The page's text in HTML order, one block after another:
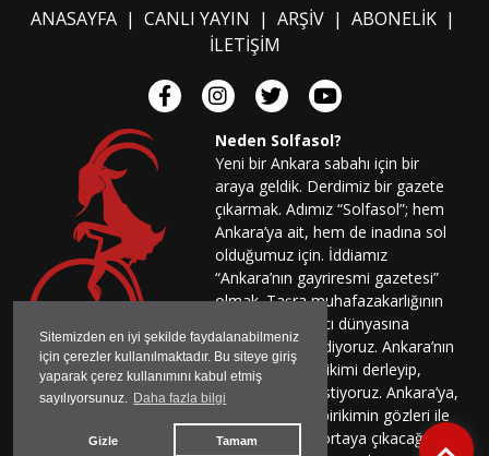
çıkarmak. Adımız “Solfasol”; hem
Ankara’ya ait, hem de inadına sol
“Ankara’nın gayriresmi gazetesi”
olmak. Taşra muhafazakarlığının
korkak ve baskıcı dünyasına
sıkışmayı reddediyoruz. Ankara’nın
sahip olduğu birikimi derleyip,
çoğaltıp şehre yansıtacak bir ayna olmak istiyoruz. Ankara’ya,
Ankara’nın sorunlarına ve olanaklarına bu birikimin gözleri ile
bakacağız. Bu birikime dokunduğumuzda ortaya çıkacağını
düşündüğümüz enerji bizi heyecanlandırıyor. Bu heyecanla,
Ankara’nın ta kendinden Ankara’yı değiştirecek, dönüştürecek
bir hareket yaratmak istiyoruz. Bu heyecanla, şehre dair
sözlerimizi ve yapma isteklerimizi, eleştirel ama adil bir
yaklaşımla Ankara’nın sokaklarına, meydanlarına,
üniversitelerine, kahvelerine, parklarına, kitapçılarına yaymak,
en uzak köşesine kadar ulaştırmak ve çoğalmak istiyoruz;
sonra sesimiz ve gücümüz nereye kadar yeter ise oraya